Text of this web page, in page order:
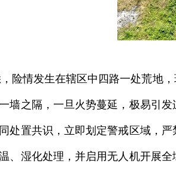
险情发生在辖区中四路一处荒地
墙之隔，一旦火势蔓延，极易引
处置共识，立即划定警戒区域，
、湿化处理，并启用无人机开展